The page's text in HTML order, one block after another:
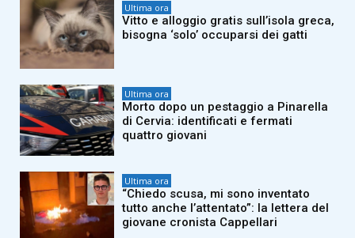
Ultima ora
Vitto e alloggio gratis sull’isola greca,
bisogna ‘solo’ occuparsi dei gatti
Ultima ora
Morto dopo un pestaggio a Pinarella
di Cervia: identificati e fermati
quattro giovani
Ultima ora
“Chiedo scusa, mi sono inventato
tutto anche l’attentato”: la lettera del
giovane cronista Cappellari